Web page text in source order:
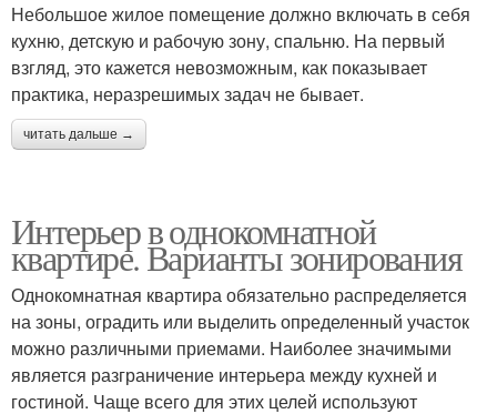
Небольшое жилое помещение должно включать в себя
кухню, детскую и рабочую зону, спальню. На первый
взгляд, это кажется невозможным, как показывает
практика, неразрешимых задач не бывает.
читать дальше →
Интерьер в однокомнатной
квартире. Варианты зонирования
Однокомнатная квартира обязательно распределяется
на зоны, оградить или выделить определенный участок
можно различными приемами. Наиболее значимыми
является разграничение интерьера между кухней и
гостиной. Чаще всего для этих целей используют